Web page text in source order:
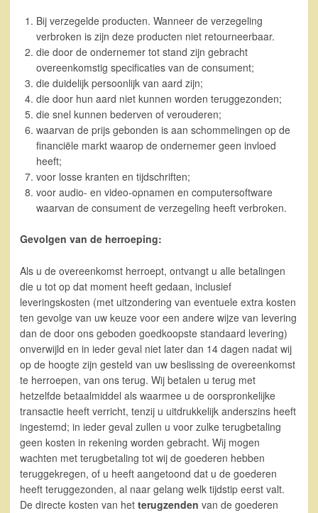
Bij verzegelde producten. Wanneer de verzegeling
verbroken is zijn deze producten niet retourneerbaar.
die door de ondernemer tot stand zijn gebracht
overeenkomstig specificaties van de consument;
die duidelijk persoonlijk van aard zijn;
die door hun aard niet kunnen worden teruggezonden;
die snel kunnen bederven of verouderen;
waarvan de prijs gebonden is aan schommelingen op de
financiële markt waarop de ondernemer geen invloed
heeft;
voor losse kranten en tijdschriften;
voor audio- en video-opnamen en computersoftware
waarvan de consument de verzegeling heeft verbroken.
Gevolgen van de herroeping:
Als u de overeenkomst herroept, ontvangt u alle betalingen
die u tot op dat moment heeft gedaan, inclusief
leveringskosten (met uitzondering van eventuele extra kosten
ten gevolge van uw keuze voor een andere wijze van levering
dan de door ons geboden goedkoopste standaard levering)
onverwijld en in ieder geval niet later dan 14 dagen nadat wij
op de hoogte zijn gesteld van uw beslissing de overeenkomst
te herroepen, van ons terug. Wij betalen u terug met
hetzelfde betaalmiddel als waarmee u de oorspronkelijke
transactie heeft verricht, tenzij u uitdrukkelijk anderszins heeft
ingestemd; in ieder geval zullen u voor zulke terugbetaling
geen kosten in rekening worden gebracht. Wij mogen
wachten met terugbetaling tot wij de goederen hebben
teruggekregen, of u heeft aangetoond dat u de goederen
heeft teruggezonden, al naar gelang welk tijdstip eerst valt.
De directe kosten van het terugzenden van de goederen